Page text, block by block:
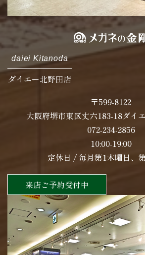
daiei Kitanoda
ダイエー北野田店
〒599-8122
大阪府堺市東区丈六183-18ダイ
072-234-2856
10:00-19:00
定休日 / 毎月第1木曜日、
来店ご予約受付中